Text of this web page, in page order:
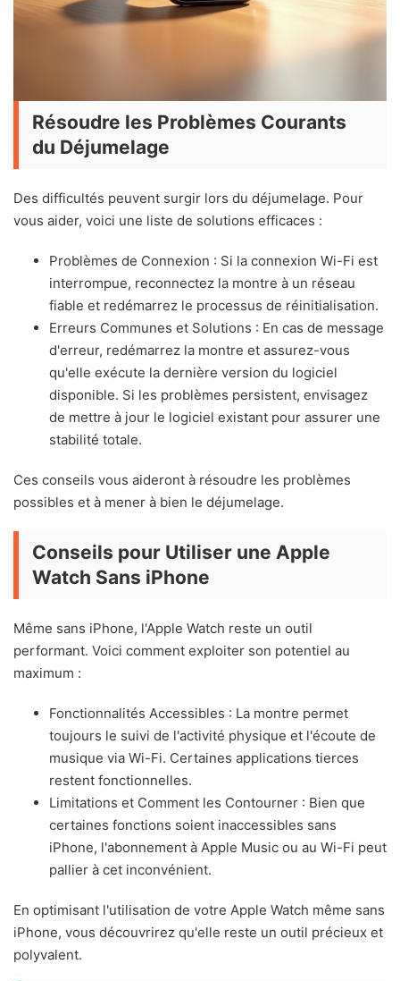
Résoudre les Problèmes Courants
du Déjumelage
Des difficultés peuvent surgir lors du déjumelage. Pour
vous aider, voici une liste de solutions efficaces :
Problèmes de Connexion : Si la connexion Wi-Fi est
interrompue, reconnectez la montre à un réseau
fiable et redémarrez le processus de réinitialisation.
Erreurs Communes et Solutions : En cas de message
d'erreur, redémarrez la montre et assurez-vous
qu'elle exécute la dernière version du logiciel
disponible. Si les problèmes persistent, envisagez
de mettre à jour le logiciel existant pour assurer une
stabilité totale.
Ces conseils vous aideront à résoudre les problèmes
possibles et à mener à bien le déjumelage.
Conseils pour Utiliser une Apple
Watch Sans iPhone
Même sans iPhone, l'Apple Watch reste un outil
performant. Voici comment exploiter son potentiel au
maximum :
Fonctionnalités Accessibles : La montre permet
toujours le suivi de l'activité physique et l'écoute de
musique via Wi-Fi. Certaines applications tierces
restent fonctionnelles.
Limitations et Comment les Contourner : Bien que
certaines fonctions soient inaccessibles sans
iPhone, l'abonnement à Apple Music ou au Wi-Fi peut
pallier à cet inconvénient.
En optimisant l'utilisation de votre Apple Watch même sans
iPhone, vous découvrirez qu'elle reste un outil précieux et
polyvalent.